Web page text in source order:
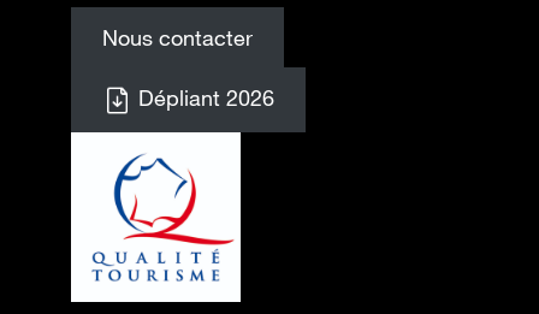
Nous contacter
Dépliant 2026